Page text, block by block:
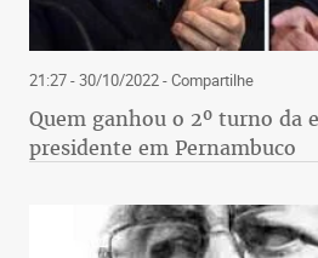
21:27 - 30/10/2022- Compartilhe
Quem ganhou o 2º turno da
presidente em Pernambuco